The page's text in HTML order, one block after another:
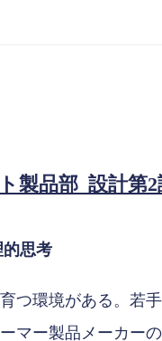
製品部 設計第
思考
つ環境がある。若
マー製品メーカー